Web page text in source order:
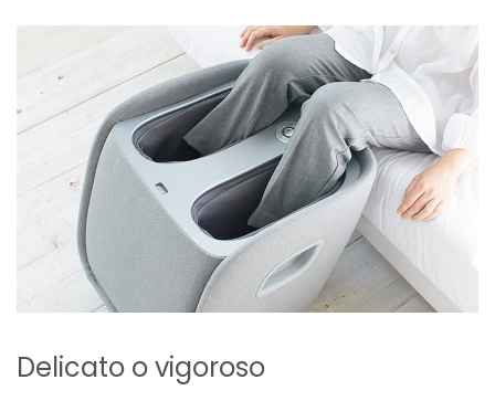
Delicato o vigoroso